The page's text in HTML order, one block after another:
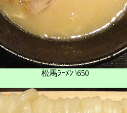
松馬ﾗｰﾒﾝ \650